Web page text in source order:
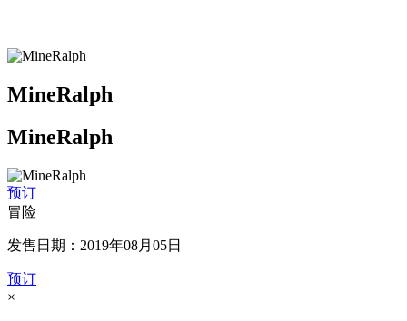
MineRalph
MineRalph
预订
冒险
发售日期：2019年08月05日
预订
×